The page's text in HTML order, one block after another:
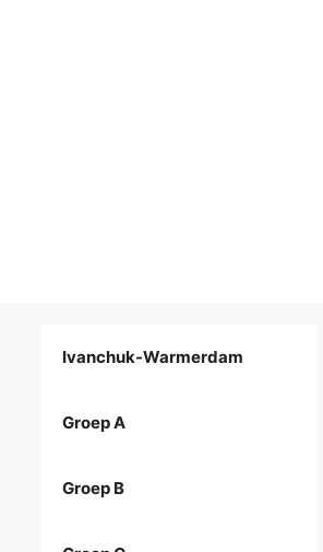
Ivanchuk-Warmerdam
Groep A
Groep B